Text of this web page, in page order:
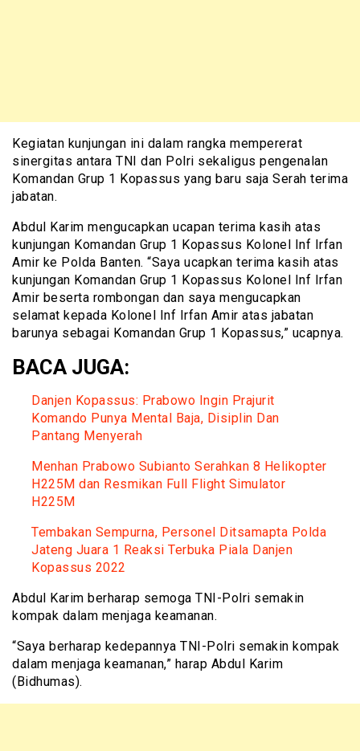
Kegiatan kunjungan ini dalam rangka mempererat
sinergitas antara TNI dan Polri sekaligus pengenalan
Komandan Grup 1 Kopassus yang baru saja Serah terima
jabatan.
Abdul Karim mengucapkan ucapan terima kasih atas
kunjungan Komandan Grup 1 Kopassus Kolonel Inf Irfan
Amir ke Polda Banten. “Saya ucapkan terima kasih atas
kunjungan Komandan Grup 1 Kopassus Kolonel Inf Irfan
Amir beserta rombongan dan saya mengucapkan
selamat kepada Kolonel Inf Irfan Amir atas jabatan
barunya sebagai Komandan Grup 1 Kopassus,” ucapnya.
BACA JUGA:
Danjen Kopassus: Prabowo Ingin Prajurit
Komando Punya Mental Baja, Disiplin Dan
Pantang Menyerah
Menhan Prabowo Subianto Serahkan 8 Helikopter
H225M dan Resmikan Full Flight Simulator
H225M
Tembakan Sempurna, Personel Ditsamapta Polda
Jateng Juara 1 Reaksi Terbuka Piala Danjen
Kopassus 2022
Abdul Karim berharap semoga TNI-Polri semakin
kompak dalam menjaga keamanan.
“Saya berharap kedepannya TNI-Polri semakin kompak
dalam menjaga keamanan,” harap Abdul Karim
(Bidhumas).